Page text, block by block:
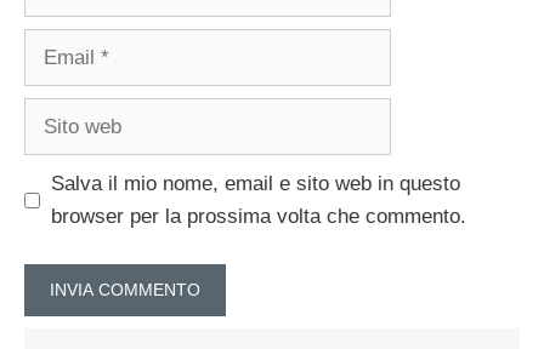
Email
Sito
Salva il mio nome, email e sito web in questo
browser per la prossima volta che commento.